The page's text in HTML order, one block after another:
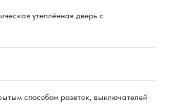
утеплённая дверь с
способом розеток, выключателей